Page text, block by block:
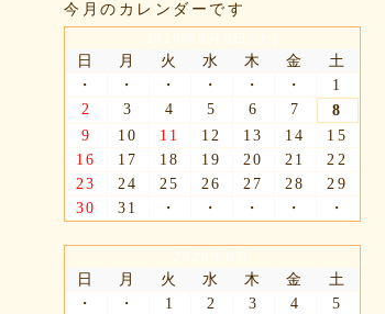
今月のカレンダーです
日 月 火 水 木 金
土
・
・ ・ ・ ・ ・
1
2
3 4 5 6 7
8
9
10 11 12 13 14
15
16
17 18 19 20 21
22
23
24 25 26 27 28
29
30
31 ・ ・ ・ ・ ・
日 月 火 水 木 金
土
・
・ 1 2 3 4
5